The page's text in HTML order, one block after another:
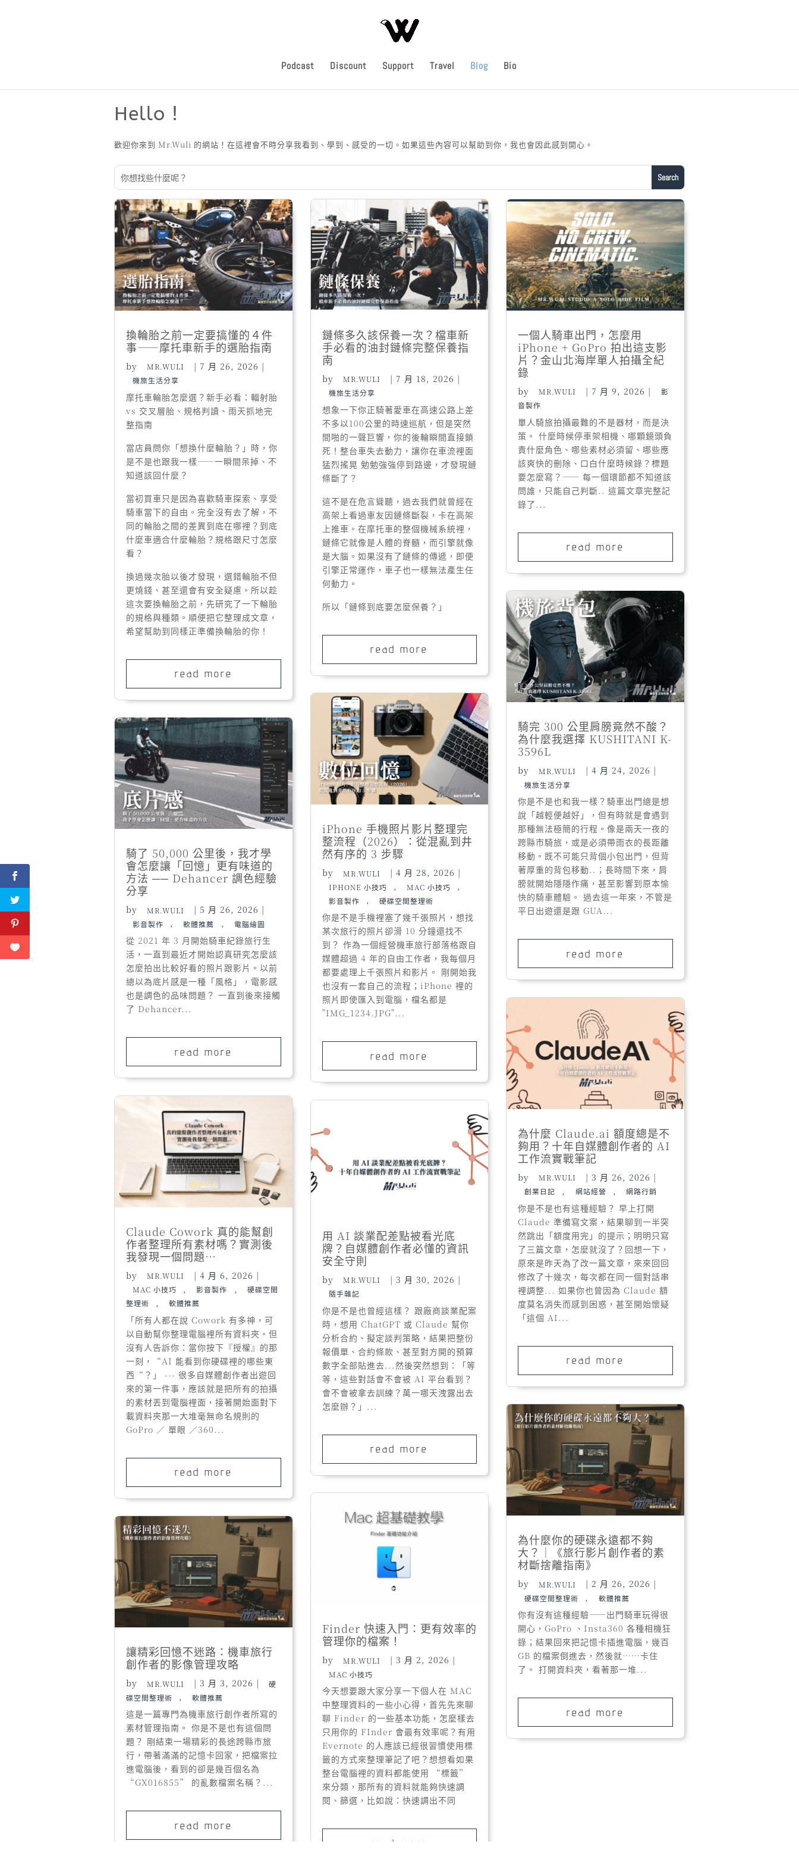
Podcast Discount Support Travel Blog Bio
Hello !
歡迎你來到 Mr.Wuli 的網站！在這裡會不時分享我看到、學到、感受的一切。如果這些內容可以幫助到你，我也會因此感到開心。
換輪胎之前一定要搞懂的４件
事——摩托車新手的選胎指南
by MR.WULI |7 月 26, 2026 |
機旅生活分享
摩托車輪胎怎麼選？新手必看：輻射胎
vs 交叉層胎、規格判讀、雨天抓地完
整指南
當店員問你「想換什麼輪胎？」時，你
是不是也跟我一樣——一瞬間呆掉、不
知道該回什麼？
當初買車只是因為喜歡騎車探索、享受
騎車當下的自由。完全沒有去了解，不
同的輪胎之間的差異到底在哪裡？到底
什麼車適合什麼輪胎？規格跟尺寸怎麼
看？
換過幾次胎以後才發現，選錯輪胎不但
更燒錢、甚至還會有安全疑慮。所以趁
這次要換輪胎之前，先研究了一下輪胎
的規格與種類。順便把它整理成文章，
希望幫助到同樣正準備換輪胎的你！
read more
騎了 50,000 公里後，我才學
會怎麼讓「回憶」更有味道的
方法 ── Dehancer 調色經驗
分享
by MR.WULI |5 月 26, 2026 |
影音製作 , 軟體推薦 , 電腦繪圖
從 2021 年 3 月開始騎車紀錄旅行生
活，一直到最近才開始認真研究怎麼該
怎麼拍出比較好看的照片跟影片。以前
總以為底片感是一種「風格」，電影感
也是調色的品味問題？ 一直到後來接觸
了 Dehancer...
read more
Claude Cowork 真的能幫創
作者整理所有素材嗎？實測後
我發現一個問題…
by MR.WULI |4 月 6, 2026 |
MAC 小技巧 , 影音製作 ,
硬碟空間
整理術
, 軟體推薦
「所有人都在說 Cowork 有多神，可
以自動幫你整理電腦裡所有資料夾。但
沒有人告訴你：當你按下『授權』的那
一刻，“AI 能看到你硬碟裡的哪些東
西“？」 --- 很多自媒體創作者出遊回
來的第一件事，應該就是把所有的拍攝
的素材丟到電腦裡面，接著開始面對下
載資料夾那一大堆毫無命名規則的
GoPro ／ 單眼 ／360...
read more
讓精彩回憶不迷路：機車旅行
創作者的影像管理攻略
by MR.WULI |3 月 3, 2026 |
硬
碟空間整理術
, 軟體推薦
這是一篇專門為機車旅行創作者所寫的
素材管理指南。 你是不是也有這個問
題？ 剛結束一場精彩的長途跨縣市旅
行，帶著滿滿的記憶卡回家，把檔案拉
進電腦後，看到的卻是幾百個名為
“GX016855” 的亂數檔案名稱？...
read more
鏈條多久該保養一次？檔車新
手必看的油封鏈條完整保養指
南
by MR.WULI | 7 月 18, 2026 |
機旅生活分享
想象一下你正騎著愛車在高速公路上差
不多以100公里的時速巡航，但是突然
間啪的一聲巨響，你的後輪瞬間直接鎖
死！整台車失去動力，讓你在車流裡面
猛烈搖晃 勉勉強強停到路邊，才發現鏈
條斷了？
這不是在危言聳聽，過去我們就曾經在
高架上看過車友因鏈條斷裂，卡在高架
上推車。在摩托車的整個機械系統裡，
鏈條它就像是人體的脊髓，而引擎就像
是大腦。如果沒有了鏈條的傳遞，即便
引擎正常運作，車子也一樣無法產生任
何動力。
所以「鏈條到底要怎麼保養？」
read more
iPhone 手機照片影片整理完
整流程（2026）：從混亂到井
然有序的 3 步驟
by MR.WULI | 4 月 28, 2026 |
IPHONE 小技巧 , MAC 小技巧 ,
影音製作 , 硬碟空間整理術
你是不是手機裡塞了幾千張照片，想找
某次旅行的照片卻滑 10 分鐘還找不
到？ 作為一個經營機車旅行部落格跟自
媒體超過 4 年的自由工作者，我每個月
都要處理上千張照片和影片。 剛開始我
也沒有一套自己的流程；iPhone 裡的
照片即使匯入到電腦，檔名都是
"IMG_1234.JPG"...
read more
用 AI 談業配差點被看光底
牌？自媒體創作者必懂的資訊
安全守則
by MR.WULI | 3 月 30, 2026 |
隨手雜記
你是不是也曾經這樣？ 跟廠商談業配案
時，想用 ChatGPT 或 Claude 幫你
分析合約、擬定談判策略，結果把整份
報價單、合約條款、甚至對方開的預算
數字全部貼進去...然後突然想到：「等
等，這些對話會不會被 AI 平台看到？
會不會被拿去訓練？萬一哪天洩露出去
怎麼辦？」...
read more
Finder 快速入門：更有效率的
管理你的檔案！
by MR.WULI | 3 月 2, 2026 |
MAC 小技巧
今天想要跟大家分享一下個人在 MAC
中整理資料的一些小心得，首先先來聊
聊 Finder 的一些基本功能，怎麼樣去
只用你的 FInder 會最有效率呢？有用
Evernote 的人應該已經很習慣使用標
籤的方式來整理筆記了吧？想想看如果
整台電腦裡的資料都能使用 “標籤”
來分類，那所有的資料就能夠快速調
閱、篩選，比如說：快速調出不同
read more
一個人騎車出門，怎麼用
iPhone + GoPro 拍出這支影
片？金山北海岸單人拍攝全紀
錄
by MR.WULI |7 月 9, 2026 |
影
音製作
單人騎旅拍攝最難的不是器材，而是決
策。 什麼時候停車架相機、哪顆鏡頭負
責什麼角色、哪些素材必須留、哪些應
該爽快的刪除、口白什麼時候錄？標題
要怎麼寫？—— 每一個環節都不知道該
問誰，只能自己判斷.. 這篇文章完整記
錄了...
read more
騎完 300 公里肩膀竟然不酸？
為什麼我選擇 KUSHITANI K-
3596L
by MR.WULI |4 月 24, 2026 |
機旅生活分享
你是不是也和我一樣？騎車出門總是想
說「越輕便越好」，但有時就是會遇到
那種無法極簡的行程。像是兩天一夜的
跨縣市騎旅，或是必須帶雨衣的長距離
移動。既不可能只背個小包出門，但背
著厚重的背包移動..；長時間下來，肩
膀就開始隱隱作痛，甚至影響到原本愉
快的騎車體驗。 過去這一年來，不管是
平日出遊還是跟 GUA...
read more
為什麼 Claude.ai 額度總是不
夠用？十年自媒體創作者的 AI
工作流實戰筆記
by MR.WULI |3 月 26, 2026 |
創業日記 , 網站經營 , 網路行銷
你是不是也有這種經驗？ 早上打開
Claude 準備寫文案，結果聊到一半突
然跳出「額度用完」的提示；明明只寫
了三篇文章，怎麼就沒了？回想一下，
原來是昨天為了改一篇文章，來來回回
修改了十幾次，每次都在同一個對話串
裡調整... 如果你也曾因為 Claude 額
度莫名消失而感到困惑，甚至開始懷疑
「這個 AI...
read more
為什麼你的硬碟永遠都不夠
大？｜《旅行影片創作者的素
材斷捨離指南》
by MR.WULI | 2 月 26, 2026 |
硬碟空間整理術 , 軟體推薦
你有沒有這種經驗——出門騎車玩得很
開心，GoPro 、Insta360 各種相機狂
錄；結果回來把記憶卡插進電腦，幾百
GB 的檔案倒進去，然後就……卡住
了。 打開資料夾，看著那一堆...
read more